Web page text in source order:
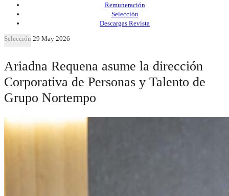
Remuneración
Selección
Descargas Revista
Selección 29 May 2026
Ariadna Requena asume la dirección
Corporativa de Personas y Talento de
Grupo Nortempo